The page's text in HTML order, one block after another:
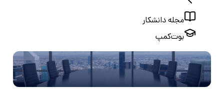
مجله دانشکار
بوت‌کمپ